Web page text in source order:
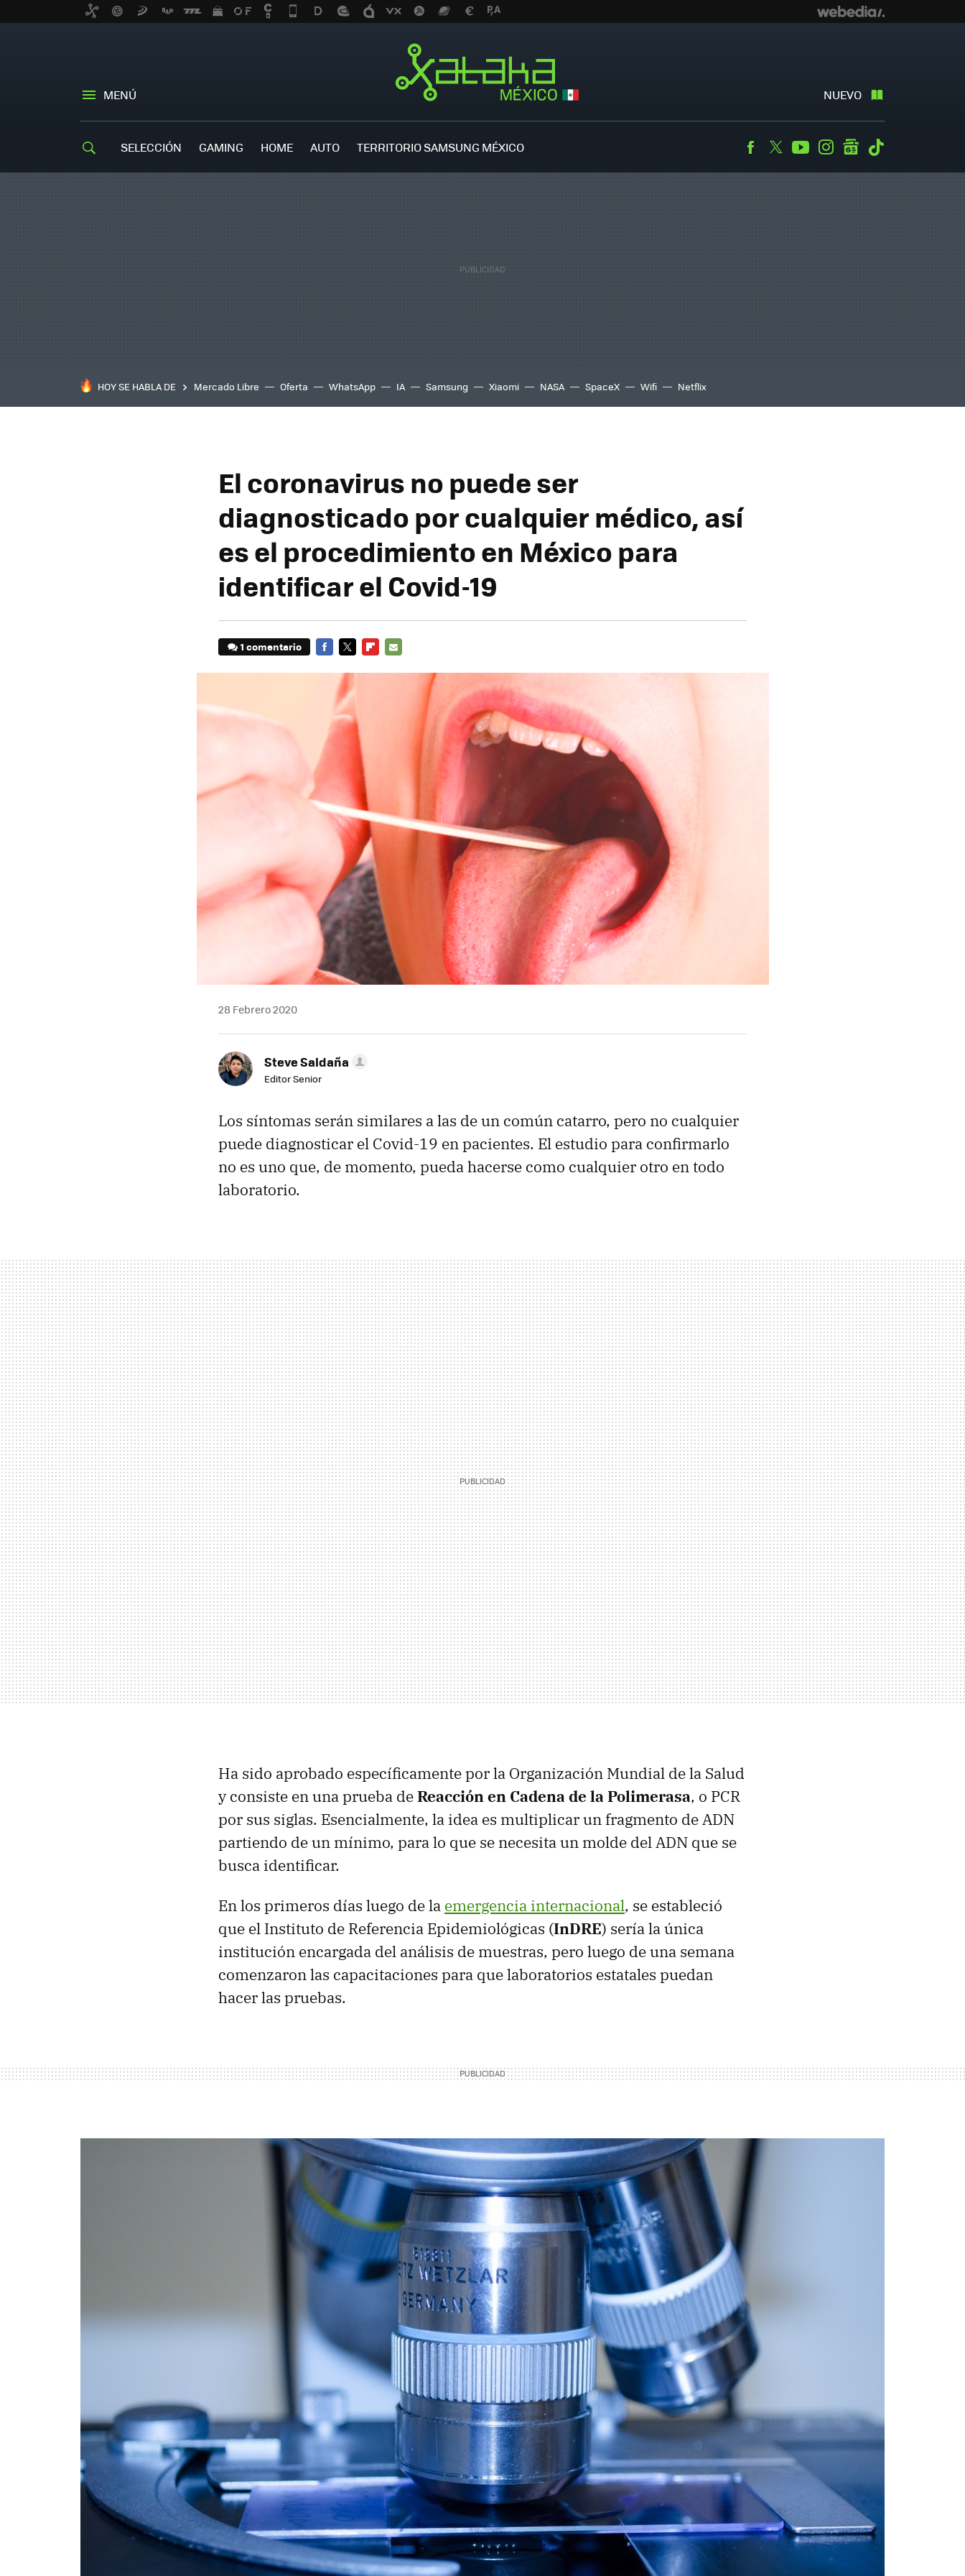
MENÚ NUEVO
SELECCIÓN GAMING HOME AUTO TERRITORIO SAMSUNG MÉXICO Facebook
TwitterYoutubeInstagramgooglenews
HOY SE HABLA DE Mercado Libre Oferta WhatsApp IA Samsung Xiaomi NASA SpaceX Wifi Netflix
El coronavirus no puede ser
diagnosticado por cualquier médico, así
es el procedimiento en México para
identificar el Covid-19
1 comentario
28 Febrero 2020
Steve Saldaña
Editor Senior
Los síntomas serán similares a las de un común catarro, pero no cualquier
puede diagnosticar el Covid-19 en pacientes. El estudio para confirmarlo
no es uno que, de momento, pueda hacerse como cualquier otro en todo
laboratorio.
Ha sido aprobado específicamente por la Organización Mundial de la Salud
y consiste en una prueba deReacción en Cadena de la Polimerasa, o PCR
por sus siglas. Esencialmente, la idea es multiplicar un fragmento de ADN
partiendo de un mínimo, para lo que se necesita un molde del ADN que se
busca identificar.
En los primeros días luego de la emergencia internacional, se estableció
que el Instituto de Referencia Epidemiológicas (InDRE) sería la única
institución encargada del análisis de muestras, pero luego de una semana
comenzaron las capacitaciones para que laboratorios estatales puedan
hacer las pruebas.